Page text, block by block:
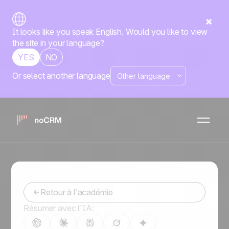
It looks like you speak English. Would you like to view
the site in your language?
YES
NO
Or select another language
Tout savoir sur le
SPIN Selling
Retour à l’académie
Résumer avec l'IA: